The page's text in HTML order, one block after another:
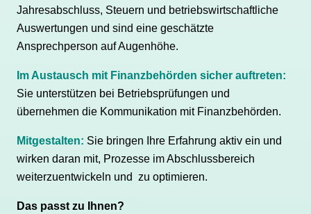
Jahresabschluss, Steuern und betriebswirtschaftliche
Auswertungen und sind eine geschätzte
Ansprechperson auf Augenhöhe.
Im Austausch mit Finanzbehörden sicher auftreten:
Sie unterstützen bei Betriebsprüfungen und
übernehmen die Kommunikation mit Finanzbehörden.
Mitgestalten: Sie bringen Ihre Erfahrung aktiv ein und
wirken daran mit, Prozesse im Abschlussbereich
weiterzuentwickeln und zu optimieren.
Das passt zu Ihnen?